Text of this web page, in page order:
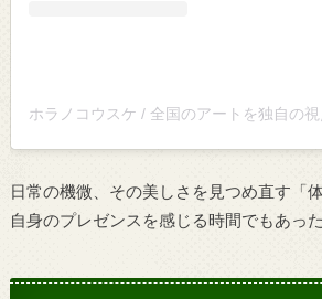
日常の機微、その美しさを見つめ直す「体
自身のプレゼンスを感じる時間でもあった